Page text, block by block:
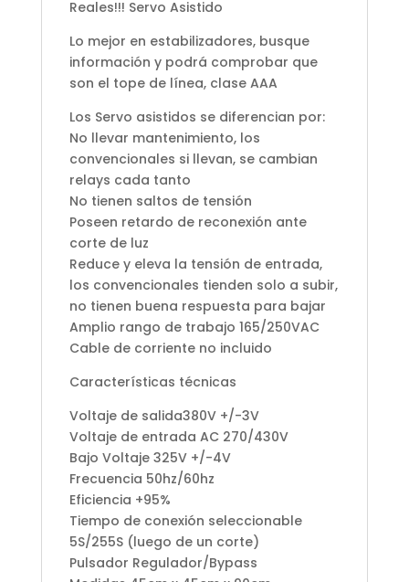
Reales!!! Servo Asistido
Lo mejor en estabilizadores, busque
información y podrá comprobar que
son el tope de línea, clase AAA
Los Servo asistidos se diferencian por:
No llevar mantenimiento, los
convencionales si llevan, se cambian
relays cada tanto
No tienen saltos de tensión
Poseen retardo de reconexión ante
corte de luz
Reduce y eleva la tensión de entrada,
los convencionales tienden solo a subir,
no tienen buena respuesta para bajar
Amplio rango de trabajo 165/250VAC
Cable de corriente no incluido
Características técnicas
Voltaje de salida380V +/-3V
Voltaje de entrada AC 270/430V
Bajo Voltaje 325V +/-4V
Frecuencia 50hz/60hz
Eficiencia +95%
Tiempo de conexión seleccionable
5S/255S (luego de un corte)
Pulsador Regulador/Bypass